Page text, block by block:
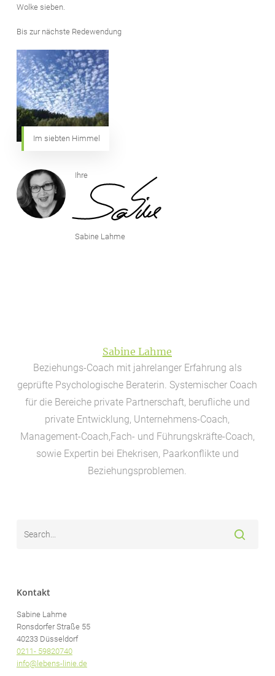
Wolke sieben.
Bis zur nächste Redewendung
Im siebten Himmel
Ihre
Sabine Lahme
Sabine Lahme
Beziehungs-Coach mit jahrelanger Erfahrung als
geprüfte Psychologische Beraterin. Systemischer Coach
für die Bereiche private Partnerschaft, berufliche und
private Entwicklung, Unternehmens-Coach,
Management-Coach,Fach- und Führungskräfte-Coach,
sowie Expertin bei Ehekrisen, Paarkonflikte und
Beziehungsproblemen.
Kontakt
Sabine Lahme
Ronsdorfer Straße 55
40233 Düsseldorf
0211- 59820740
info@lebens-linie.de